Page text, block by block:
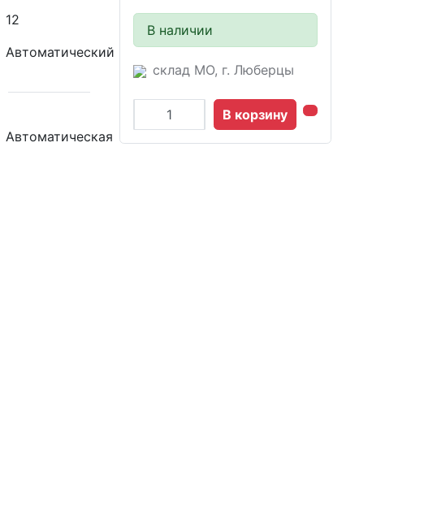
В наличии
склад МО, г. Люберцы
В корзину
12
Автоматический
Автоматическая